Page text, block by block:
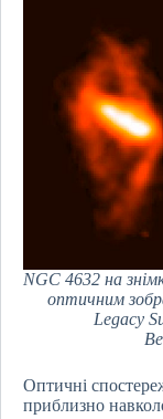
NGC 4632 на
оптичним
Legacy
Оптичні
приблизно